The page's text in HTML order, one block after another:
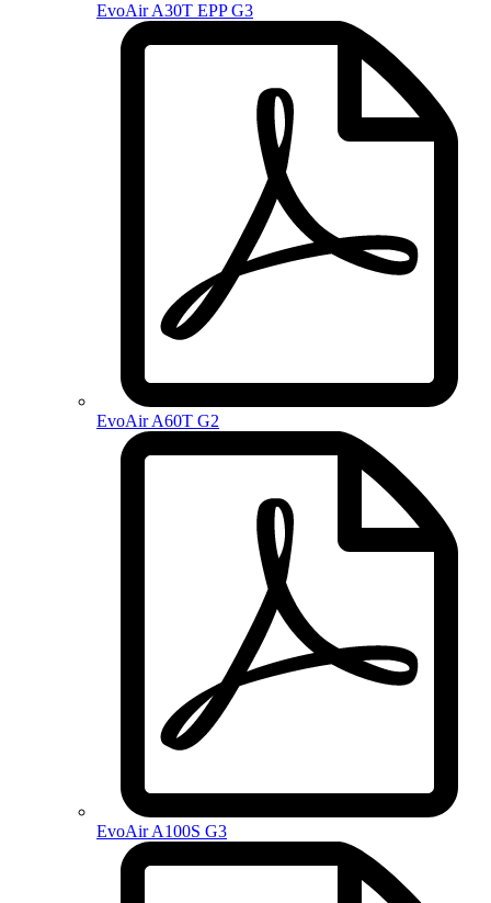
EvoAir A30T EPP G3
EvoAir A60T G2
EvoAir A100S G3